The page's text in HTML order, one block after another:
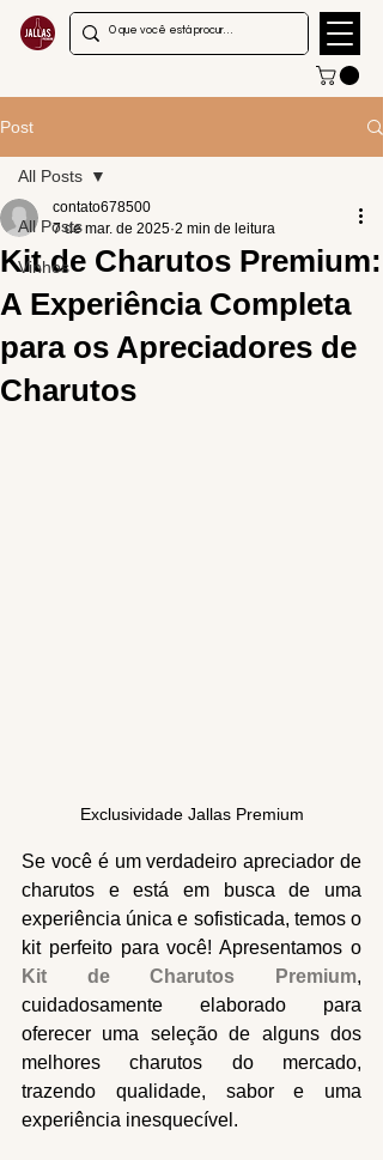
Post
All Posts
Vinhos
All Posts
Kit de Charutos Premium:
A Experiência Completa
para os Apreciadores de
Charutos
contato678500
7 de mar. de 2025 2 min de leitura
Exclusividade Jallas Premium
Se você é um verdadeiro apreciador de
charutos e está em busca de uma
experiência única e sofisticada, temos o
Kit de Charutos Premium,
cuidadosamente elaborado para
oferecer uma seleção de alguns dos
melhores charutos do mercado,
trazendo qualidade, sabor e uma
experiência inesquecível.